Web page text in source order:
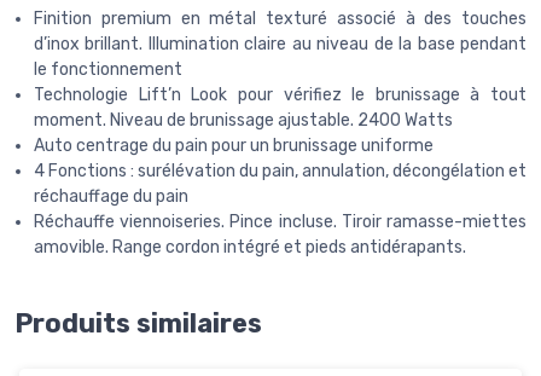
Finition premium en métal texturé associé à des touches
d’inox brillant. Illumination claire au niveau de la base pendant
le fonctionnement
Technologie Lift’n Look pour vérifiez le brunissage à tout
moment. Niveau de brunissage ajustable. 2400 Watts
Auto centrage du pain pour un brunissage uniforme
4 Fonctions : surélévation du pain, annulation, décongélation et
réchauffage du pain
Réchauffe viennoiseries. Pince incluse. Tiroir ramasse-miettes
amovible. Range cordon intégré et pieds antidérapants.
Produits similaires